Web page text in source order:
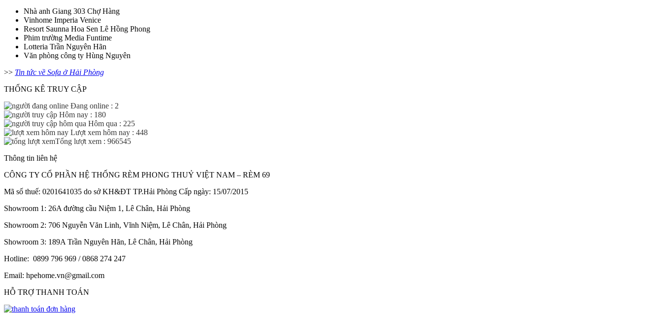
Nhà anh Giang 303 Chợ Hàng
Vinhome Imperia Venice
Resort Saunna Hoa Sen Lê Hồng Phong
Phim trường Media Funtime
Lotteria Trần Nguyên Hãn
Văn phòng công ty Hùng Nguyên
>> Tin tức về Sofa ở Hải Phòng
THỐNG KÊ TRUY CẬP
Đang online : 2
Hôm nay : 180
Hôm qua : 225
Lượt xem hôm nay : 448
Tổng lượt xem : 966545
Thông tin liên hệ
CÔNG TY CỔ PHẦN HỆ THỐNG RÈM PHONG THUỶ VIỆT NAM – RÈM 69
Mã số thuế: 0201641035 do sở KH&ĐT TP.Hải Phòng Cấp ngày: 15/07/2015
Showroom 1: 26A đường cầu Niệm 1, Lê Chân, Hải Phòng
Showroom 2: 706 Nguyễn Văn Linh, Vĩnh Niệm, Lê Chân, Hải Phòng
Showroom 3: 189A Trần Nguyên Hãn, Lê Chân, Hải Phòng
Hotline: 0899 796 969 / 0868 274 247
Email: hpehome.vn@gmail.com
HỖ TRỢ THANH TOÁN